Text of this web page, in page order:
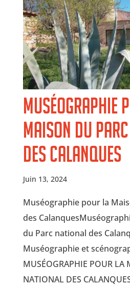
Muséographie
Maison du
des Calanques
Juin 13, 2024
Muséographie pour la
des
du Parc national des
Muséographie et
MUSÉOGRAPHIE POUR LA
NATIONAL DES